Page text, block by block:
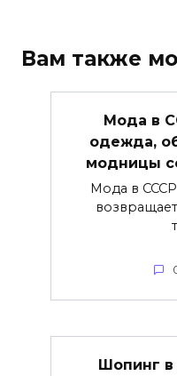
Вам также
Мода в
одежда,
модницы
Мода в
Шопинг